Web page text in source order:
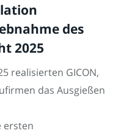
des
2025
realisierten GICON,
das Ausgießen
ersten